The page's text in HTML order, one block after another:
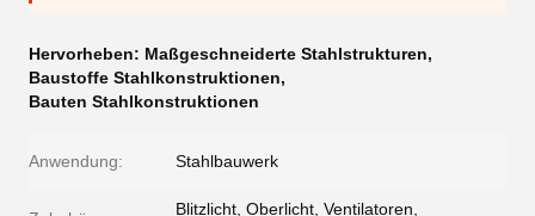
Hervorheben: Maßgeschneiderte Stahlstrukturen,
Baustoffe Stahlkonstruktionen,
Bauten Stahlkonstruktionen
Anwendung: Stahlbauwerk
Blitzlicht, Oberlicht, Ventilatoren,